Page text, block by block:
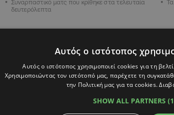
Συναρπαστικό ματς που κρίθηκε στα τελευταία
δευτερόλεπτα
Αυτός ο ιστότοπος
Αυτός ο ιστότοπος χρησιμοποιεί cookies για τη
Χρησιμοποιώντας τον ιστότοπό μας, παρέχετε τη
την Πολιτική μας για τα cookies.
SHOW ALL PARTNERS